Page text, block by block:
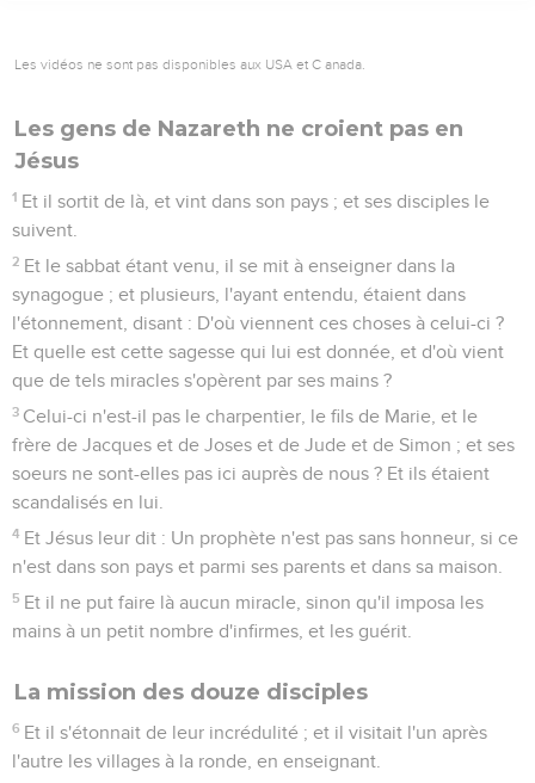
Les vidéos ne sont pas disponibles aux USA et C anada.
Les gens de Nazareth ne croient pas en
Jésus
1 Et il sortit de là, et vint dans son pays ; et ses disciples le
suivent.
2 Et le sabbat étant venu, il se mit à enseigner dans la
synagogue ; et plusieurs, l'ayant entendu, étaient dans
l'étonnement, disant : D'où viennent ces choses à celui-ci ?
Et quelle est cette sagesse qui lui est donnée, et d'où vient
que de tels miracles s'opèrent par ses mains ?
3 Celui-ci n'est-il pas le charpentier, le fils de Marie, et le
frère de Jacques et de Joses et de Jude et de Simon ; et ses
soeurs ne sont-elles pas ici auprès de nous ? Et ils étaient
scandalisés en lui.
4 Et Jésus leur dit : Un prophète n'est pas sans honneur, si ce
n'est dans son pays et parmi ses parents et dans sa maison.
5 Et il ne put faire là aucun miracle, sinon qu'il imposa les
mains à un petit nombre d'infirmes, et les guérit.
La mission des douze disciples
6 Et il s'étonnait de leur incrédulité ; et il visitait l'un après
l'autre les villages à la ronde, en enseignant.